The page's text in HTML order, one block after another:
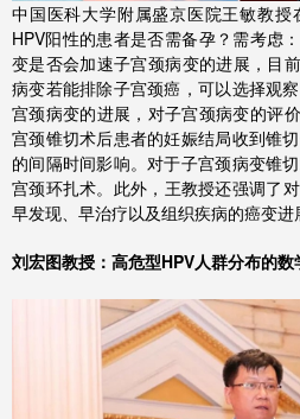
中国医科大学附属盛京医院王敏教
HPV阳性的患者是否需备孕？需考虑
变是否会加速子宫颈病变的进展，目
病变若能排除子宫颈癌，可以选择观
宫颈病变的进展，对子宫颈病变的评
宫颈锥切术后患者的妊娠结局收到锥
的间隔时间影响。对于子宫颈病变锥
宫颈环扎术。此外，王教授还强调了
早发现、早治疗以及组织疾病的癌变进
刘宏图教授：高危型HPV人群分布的数